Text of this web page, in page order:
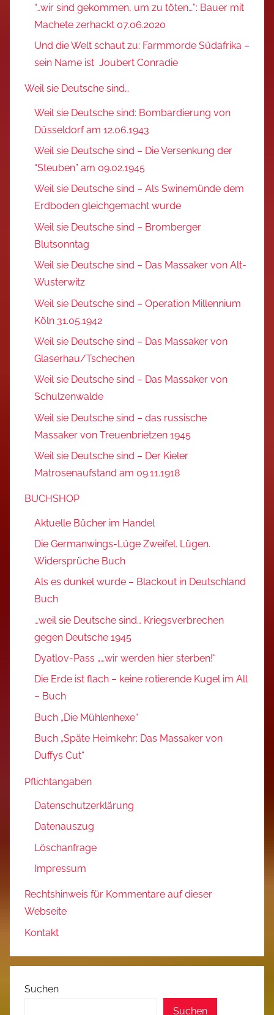
“…wir sind gekommen, um zu töten…”: Bauer mit
Machete zerhackt 07.06.2020
Und die Welt schaut zu: Farmmorde Südafrika –
sein Name ist Joubert Conradie
Weil sie Deutsche sind…
Weil sie Deutsche sind: Bombardierung von
Düsseldorf am 12.06.1943
Weil sie Deutsche sind – Die Versenkung der
“Steuben” am 09.02.1945
Weil sie Deutsche sind – Als Swinemünde dem
Erdboden gleichgemacht wurde
Weil sie Deutsche sind – Bromberger
Blutsonntag
Weil sie Deutsche sind – Das Massaker von Alt-
Wusterwitz
Weil sie Deutsche sind – Operation Millennium
Köln 31.05.1942
Weil sie Deutsche sind – Das Massaker von
Glaserhau/Tschechen
Weil sie Deutsche sind – Das Massaker von
Schulzenwalde
Weil sie Deutsche sind – das russische
Massaker von Treuenbrietzen 1945
Weil sie Deutsche sind – Der Kieler
Matrosenaufstand am 09.11.1918
BUCHSHOP
Aktuelle Bücher im Handel
Die Germanwings-Lüge Zweifel. Lügen.
Widersprüche Buch
Als es dunkel wurde – Blackout in Deutschland
Buch
…weil sie Deutsche sind… Kriegsverbrechen
gegen Deutsche 1945
Dyatlov-Pass „…wir werden hier sterben!“
Die Erde ist flach – keine rotierende Kugel im All
– Buch
Buch „Die Mühlenhexe“
Buch „Späte Heimkehr: Das Massaker von
Duffys Cut“
Pflichtangaben
Datenschutzerklärung
Datenauszug
Löschanfrage
Impressum
Rechtshinweis für Kommentare auf dieser
Webseite
Kontakt
Suchen
Suchen